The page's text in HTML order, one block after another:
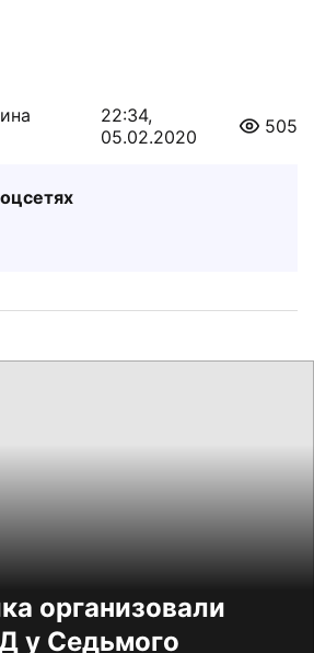
22:34,
05.02.2020
505
организовали
у Седьмого